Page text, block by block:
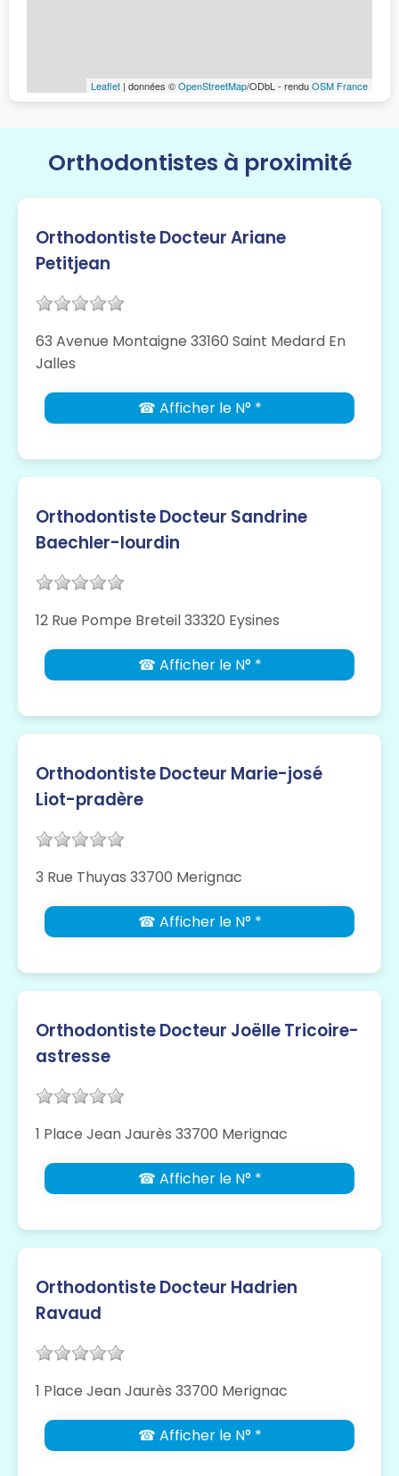
Leaflet | données ©OpenStreetMap/ODbL - renduOSM France
Orthodontistes à proximité
Orthodontiste Docteur Ariane
Petitjean
63 Avenue Montaigne 33160 Saint Medard En
Jalles
☎ Afficher le N° *
Orthodontiste Docteur Sandrine
Baechler-lourdin
12 Rue Pompe Breteil 33320 Eysines
☎ Afficher le N° *
Orthodontiste Docteur Marie-josé
Liot-pradère
3 Rue Thuyas 33700 Merignac
☎ Afficher le N° *
Orthodontiste Docteur Joëlle Tricoire-
astresse
1 Place Jean Jaurès 33700 Merignac
☎ Afficher le N° *
Orthodontiste Docteur Hadrien
Ravaud
1 Place Jean Jaurès 33700 Merignac
☎ Afficher le N° *